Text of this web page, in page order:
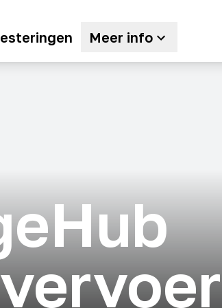
Meer info